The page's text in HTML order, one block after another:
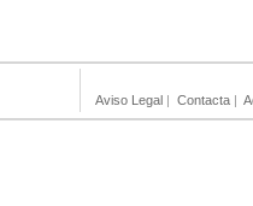
Aviso Legal | Contacta |